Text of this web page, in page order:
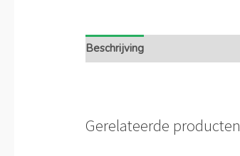
Beschrijving
Gerelateerde producten